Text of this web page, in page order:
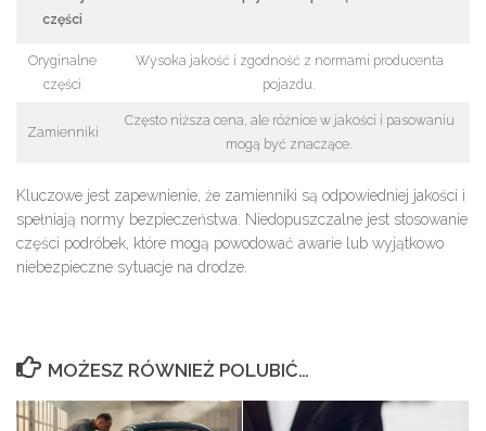
części
Oryginalne
części
Wysoka jakość i zgodność z normami producenta
pojazdu.
Zamienniki
Często niższa cena, ale różnice w jakości i pasowaniu
mogą być znaczące.
Kluczowe jest zapewnienie, że zamienniki są odpowiedniej jakości i
spełniają normy bezpieczeństwa. Niedopuszczalne jest stosowanie
części podróbek , które mogą powodować awarie lub wyjątkowo
niebezpieczne sytuacje na drodze.
MOŻESZ RÓWNIEŻ POLUBIĆ…